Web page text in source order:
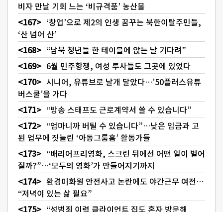
비자 만날 기회 느는 ‘비규격품’ 농산물
‘창업’으로 제2의 인생 꿈꾸는 북한이탈주민들,
‘산 넘어 산’
“남북 청년들 한 테이블에 앉는 날 기다려”
6월 민주항쟁, 여성 투사들도 그곳에 있었다
시니어, 유튜브로 날개 달았다…’50플러스유튜
버스쿨’을 가다
“방송 스태프도 근로계약서 쓸 수 있습니다”
“엄마니까 버틸 수 있습니다”…낮은 임금과 고
된 업무에 짓눌린 ‘아동그룹홈’ 활동가들
“배리어프리영화, 스크린 뒤에선 어떤 일이 벌어
질까?”…‘모두의 영화’가 만들어지기까지
환경미화원 안전사고 논란에도 야간근무 여전…
“저녁이 있는 삶 필요”
“성범죄 이력 클라이언트 집도 혼자 방문해